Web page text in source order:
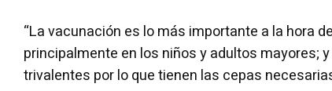
“La vacunación es lo más importante a la hora
principalmente en los niños y adultos mayores;
trivalentes por lo que tienen las cepas